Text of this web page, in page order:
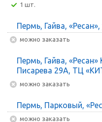
1 шт.
Пермь, Гайва,
Можно заказать
Пермь, Гайва,
Писарева 29А, ТЦ
Можно заказать
Пермь, Парковый,
Можно заказать